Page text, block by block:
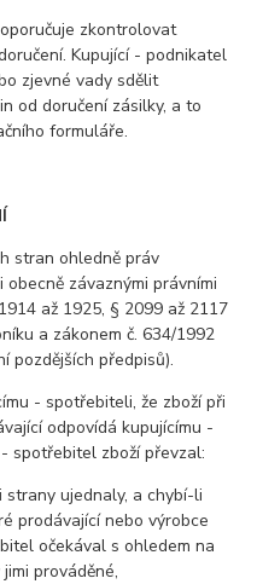
zkontrolovat
Kupující - podnikatel
zjevné vady sdělit
od doručení zásilky, a to
formuláře.
stran ohledně práv
závaznými právními
až 1925, § 2099 až 2117
a zákonem č. 634/1992
pozdějších předpisů).
- spotřebiteli, že zboží při
odpovídá kupujícímu -
spotřebitel zboží převzal:
ujednaly, a chybí-li
prodávající nebo výrobce
očekával s ohledem na
prováděné,